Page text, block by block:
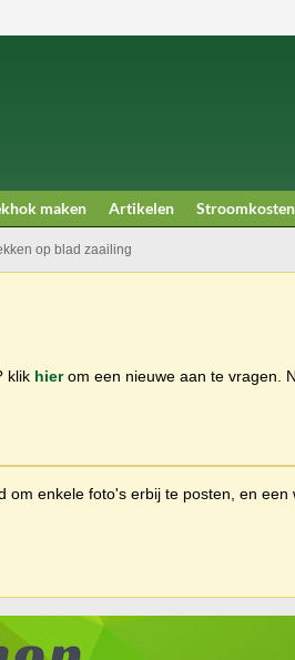
maken Artikelen Stroomkosten
op blad zaailing
klik hierom een nieuwe aan te vragen.
enkele foto's erbij te posten, en